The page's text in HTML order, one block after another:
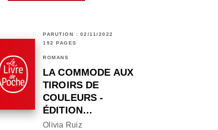
PARUTION : 02/11/2022
192 PAGES
ROMANS
LA COMMODE AUX
TIROIRS DE
COULEURS -
ÉDITION…
Olivia Ruiz